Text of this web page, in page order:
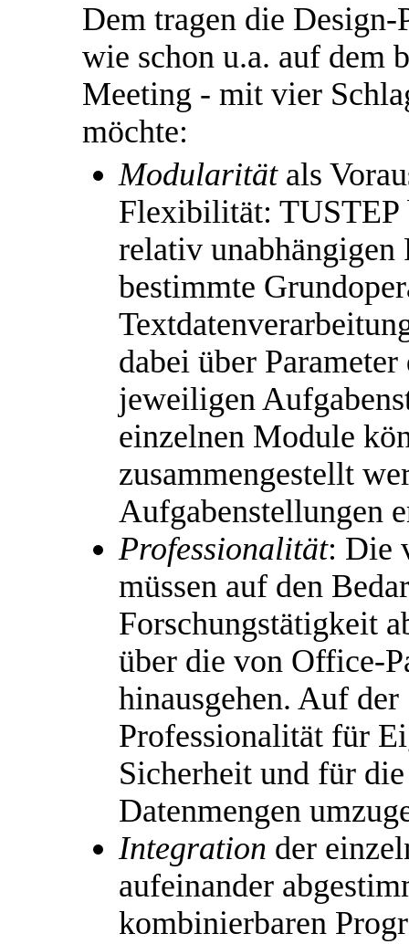
Dem tragen die
wie schon u.a. auf dem
Meeting - mit vier
möchte:
Modularitätals
Flexibilität: TUSTEP
relativ unabhängigen
bestimmte
dabei über
jeweiligen
einzelnen Module
zusammengestellt
Aufgabenstellungen
Professionalität: Die
müssen auf den
Forschungstätigkeit
über die von Office-
hinausgehen. Auf
Professionalität für
Sicherheit und für
Datenmengen
Integration der
aufeinander
kombinierbaren